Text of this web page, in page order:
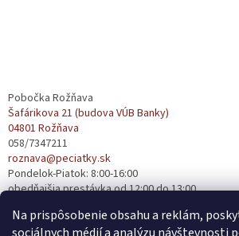
Na prispôsobenie obsahu a reklám,
Pobočka Rožňava
Šafárikova 21 (budova VÚB Banky)
04801 Rožňava
058/7347211
roznava@peciatky.sk
Pondelok-Piatok: 8:00-16:00
obedňajšia prestávka od 12:00 do 13:00